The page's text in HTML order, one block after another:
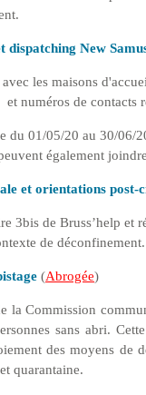
dispatching New
les maisons
numéros de contacts
du 01/05/20 au 30/06/
également
et orientations post-
3bis de Bruss’help
de déconfinement.
(Abrogée)
la Commission
sans abri.
des moyens de
quarantaine.